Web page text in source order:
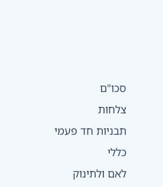
סכו"ם
צלחות
תבניות חד פעמי
כללי
לאם ולתינוק